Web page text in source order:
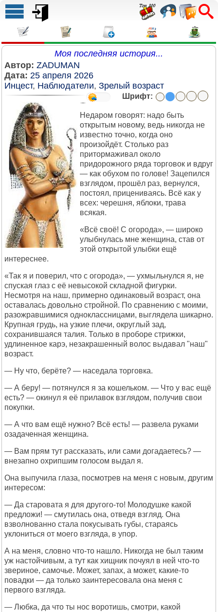
Моя последняя история...
Автор: ZADUMAN
Дата: 25 апреля 2026
Инцест, Наблюдатели, Зрелый возраст
Шрифт:
Недаром говорят: надо быть
открытым новому, ведь никогда не
известно точно, когда оно
произойдёт. Столько раз
притормаживал около
придорожного ряда торговок и вдруг
— как обухом по голове! Зацепился
взглядом, прошёл раз, вернулся,
постоял, прицениваясь. Всё как у
всех: черешня, яблоки, трава
всякая.
«Всё своё! С огорода», — широко
улыбнулась мне женщина, став от
этой открытой улыбки ещё
интереснее.
«Так я и поверил, что с огорода», — ухмыльнулся я, не
спуская глаз с её невысокой складной фигурки.
Несмотря на наш, примерно одинаковый возраст, она
оставалась довольно стройной. По сравнению с моими,
разожравшимися одноклассницами, выглядела шикарно.
Крупная грудь, на узкие плечи, округлый зад,
сохранившаяся талия. Только в проборе стрижки,
удлиненное карэ, незакрашенный волос выдавал "наш"
возраст.
— Ну что, берёте? — наседала торговка.
— А беру! — потянулся я за кошельком. — Что у вас ещё
есть? — окинул я её прилавок взглядом, получив свои
покупки.
— А что вам ещё нужно? Всё есть! — развела руками
озадаченная женщина.
— Вам прям тут рассказать, или сами догадаетесь? —
внезапно охрипшим голосом выдал я.
Она выпучила глаза, посмотрев на меня с новым, другим
интересом:
— Да старовата я для другого-то! Молодушке какой
предложи! — смутилась она, отведя взгляд. Она
взволнованно стала покусывать губы, стараясь
уклониться от моего взгляда, в упор.
А на меня, словно что-то нашло. Никогда не был таким
уж настойчивым, а тут как хищник почуял в ней что-то
звериное, самочье. Может, запах, а может, какие-то
повадки — да только заинтересовала она меня с
первого взгляда.
— Любка, да что ты нос воротишь, смотри, какой